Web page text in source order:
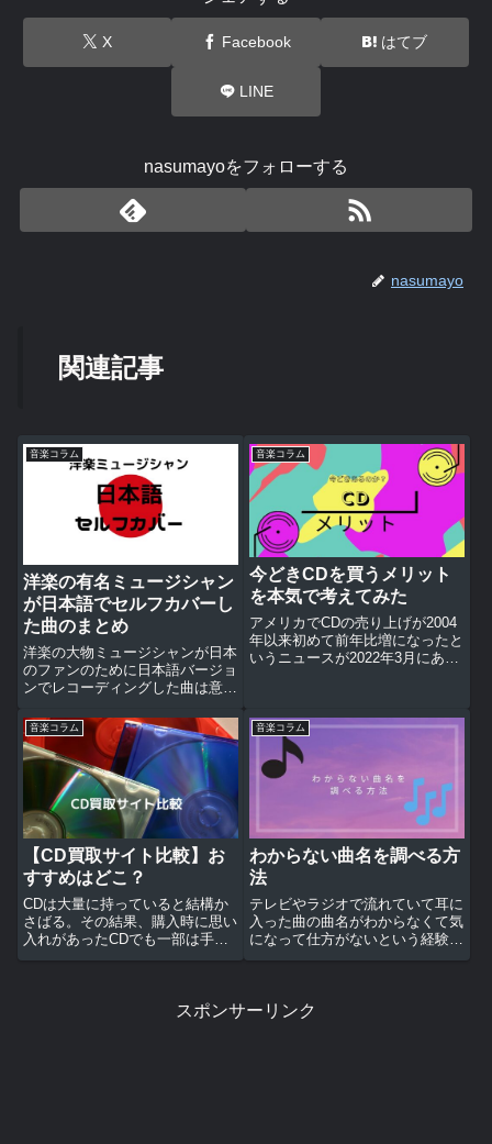
X Facebook はてブ
LINE
nasumayoをフォローする
nasumayo
関連記事
音楽コラム
洋楽の有名ミュージシャン
が日本語でセルフカバーし
た曲のまとめ
洋楽の大物ミュージシャンが日本
のファンのために日本語バージョ
ンでレコーディングした曲は意外
上がりにはかなりの差があると言
わざるを得ない。まずはちょっと
残念な感じの曲から紹介してみよ
う。ザ・ポリス/ドゥドゥド
ゥ・...
音楽コラム
今どきCDを買うメリット
を本気で考えてみた
アメリカでCDの売り上げが2004
年以来初めて前年比増になったと
いうニュースが2022年3月にあっ
CDを見直す時期に来ているのか
も知れない。その理由と...
音楽コラム
【CD買取サイト比較】お
すすめはどこ？
CDは大量に持っていると結構か
さばる。その結果、購入時に思い
入れがあったCDでも一部は手放
すことになる。ひとおもいに捨て
来れば高値で買い取ってもらいた
音楽コラム
わからない曲名を調べる方
法
テレビやラジオで流れていて耳に
入った曲の曲名がわからなくて気
になって仕方がないという経験は
ないだろうか？インターネットが
にはＣＤショップの店頭で鼻歌で
スポンサーリンク